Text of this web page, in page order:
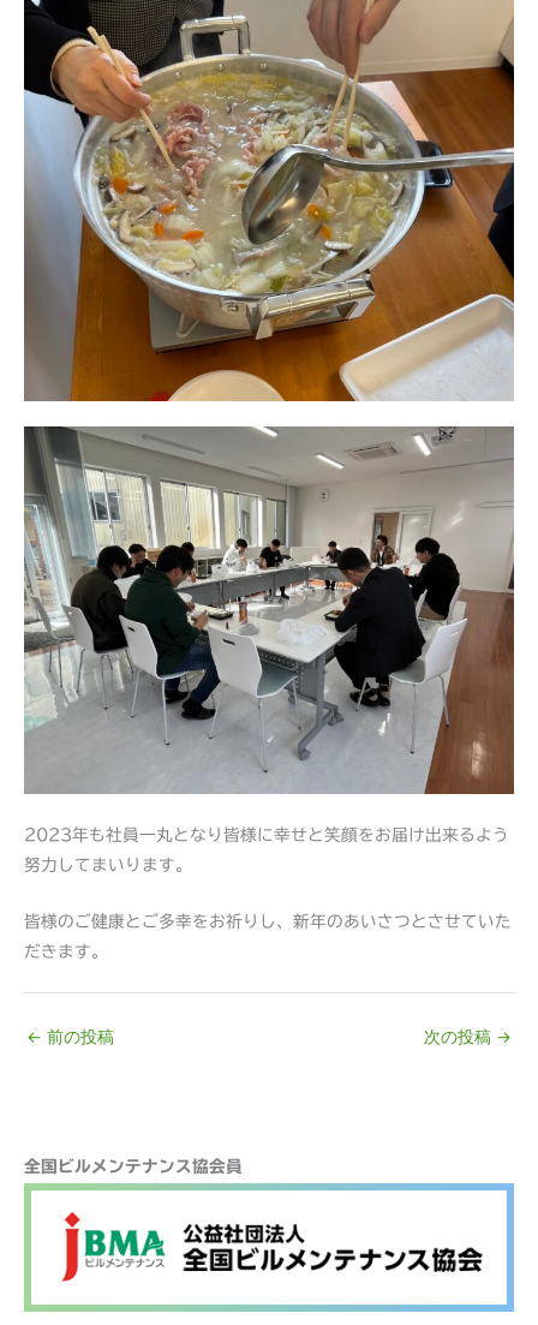
2023年も社員一丸となり皆様に幸せと笑顔をお届け出来るよう
努力してまいります。
皆様のご健康とご多幸をお祈りし、新年のあいさつとさせていた
だきます。
← 前の投稿 次の投稿 →
全国ビルメンテナンス協会員
検